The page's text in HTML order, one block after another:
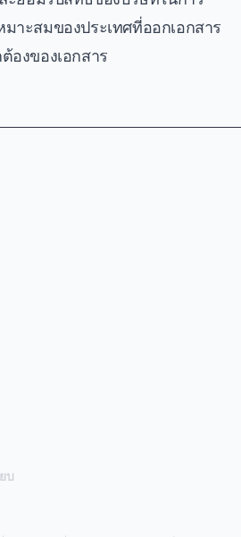
าะสมของประเทศที่ออกเอกสาร
องของเอกสาร
in new tab)
in new tab)
บ